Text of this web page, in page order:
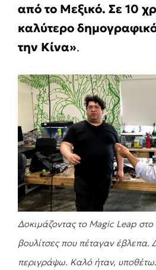
από το Μεξικό. Σε 10
καλύτερο
την Κίνα».
Δοκιμάζοντας το Magic Leap
βουλίτσες που πέταγαν
περιγράψω. Καλό ήταν, υποθέτω.